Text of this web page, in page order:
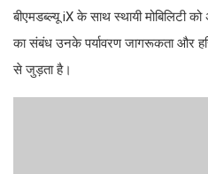
बीएमडब्ल्यू iX के साथ स्थायी मोबिलिटी
का संबंध उनके पर्यावरण जागरूकता और
से जुड़ता है।